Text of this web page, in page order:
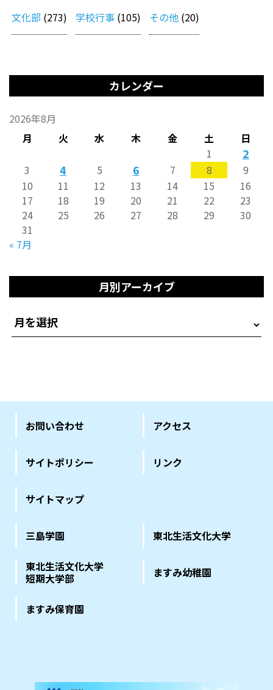
文化部 (273) 学校行事 (105) その他 (20)
カレンダー
2026年8月
月
火 水 木 金 土 日
« 7月
1 2
3 4 5 6 7 8
9
10
11 12 13 14 15
16
17
18 19 20 21 22
23
24
25 26 27 28 29
30
31
月別アーカイブ
お問い合わせ アクセス
サイトポリシー リンク
サイトマップ
三島学園 東北生活文化大学
東北生活文化大学
短期大学部
ますみ幼稚園
ますみ保育園